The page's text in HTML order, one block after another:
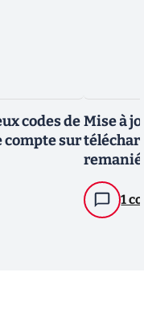
codes de
sur
Mise à
1